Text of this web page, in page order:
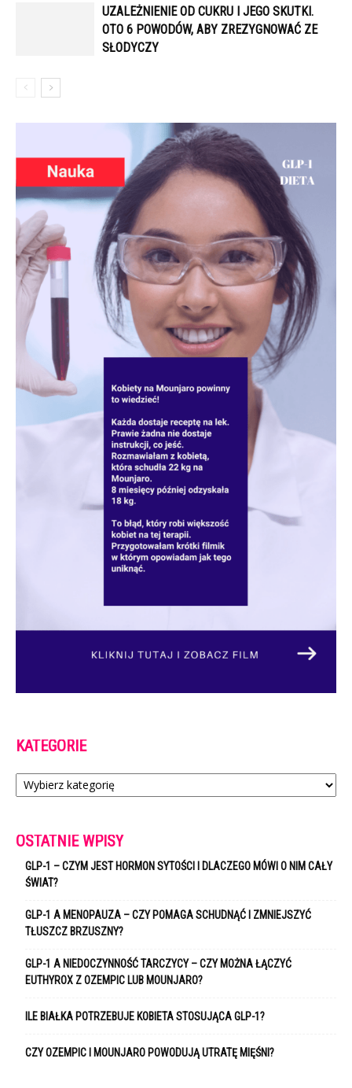
UZALEŻNIENIE OD CUKRU I JEGO SKUTKI.
OTO 6 POWODÓW, ABY ZREZYGNOWAĆ ZE
SŁODYCZY
KATEGORIE
Kategorie
OSTATNIE WPISY
GLP-1 – CZYM JEST HORMON SYTOŚCI I DLACZEGO MÓWI O NIM CAŁY
ŚWIAT?
GLP-1 A MENOPAUZA – CZY POMAGA SCHUDNĄĆ I ZMNIEJSZYĆ
TŁUSZCZ BRZUSZNY?
GLP-1 A NIEDOCZYNNOŚĆ TARCZYCY – CZY MOŻNA ŁĄCZYĆ
EUTHYROX Z OZEMPIC LUB MOUNJARO?
ILE BIAŁKA POTRZEBUJE KOBIETA STOSUJĄCA GLP-1?
CZY OZEMPIC I MOUNJARO POWODUJĄ UTRATĘ MIĘŚNI?